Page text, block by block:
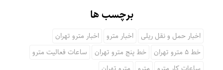
برچسب ها
اخبار حمل و نقل ریلی اخبار مترو
اخبار مترو تهران
خط 5 مترو تهران
خط پنج مترو تهران
ساعات فعالیت مترو